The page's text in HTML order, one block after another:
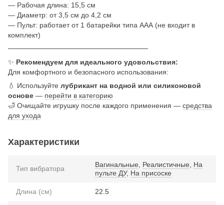
— Рабочая длина: 15,5 см
— Диаметр: от 3,5 см до 4,2 см
— Пульт: работает от 1 батарейки типа ААА (не входит в
комплект)
────────────────────────────
✨ Рекомендуем для идеального удовольствия:
Для комфортного и безопасного использования:
💧 Используйте лубрикант на водной или силиконовой
основе — перейти в категорию
🛁 Очищайте игрушку после каждого применения — средства
для ухода
Характеристики
Тип вибратора Вагинальные Реалистичные
На
пульте ДУ, На присоске
Длина (см) 22.5